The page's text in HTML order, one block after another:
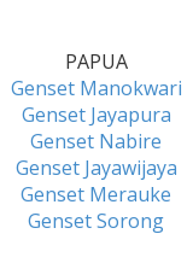
PAPUA
Genset Manokwari
Genset Jayapura
Genset Nabire
Genset Jayawijaya
Genset Merauke
Genset Sorong